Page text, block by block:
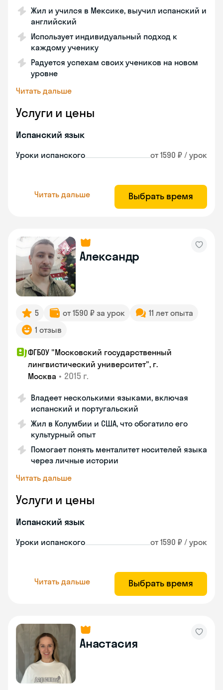
Жил и учился в Мексике, выучил испанский и
английский
Использует индивидуальный подход к
каждому ученику
Радуется успехам своих учеников на новом
уровне
Читать дальше
Услуги и цены
Испанский язык
Уроки испанского от 1590 ₽ / урок
Читать дальше Выбрать время
Александр
5 от 1590 ₽ за урок
11 лет опыта
1 отзыв
ФГБОУ "Московский государственный
лингвистический университет", г.
Москва • 2015 г.
Владеет несколькими языками, включая
испанский и португальский
Жил в Колумбии и США, что обогатило его
культурный опыт
Помогает понять менталитет носителей языка
через личные истории
Читать дальше
Услуги и цены
Испанский язык
Уроки испанского от 1590 ₽ / урок
Читать дальше Выбрать время
Анастасия